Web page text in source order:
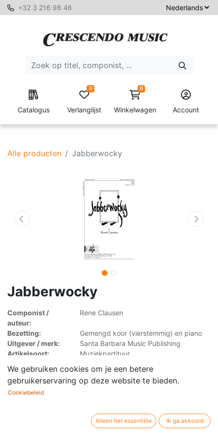
+32 3 216 98 46
Catalogus Verlanglijst
0 0
Winkelwagen Account
Alle producten Jabberwocky
Jabberwocky
Componist /
auteur:
Rene Clausen
Bezetting:
Gemengd koor (vierstemmig) en piano
Uitgever / merk:
Santa Barbara Music Publishing
Artikelsoort:
Muziekpartituur
Beschrijving
the favorite humorous poem is destined to become a favorite
choral piece of high school and collegiate choirs.
We gebruiken cookies om je een betere
gebruikerservaring op deze website te bieden.
Cookiebeleid
Alleen het essentiële Ik ga akkoord